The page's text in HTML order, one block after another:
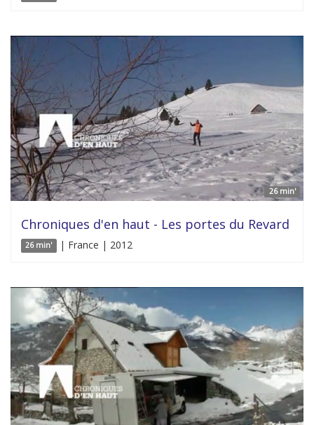
26 min'
Chroniques d'en haut - Les portes du Revard
26 min' | France | 2012